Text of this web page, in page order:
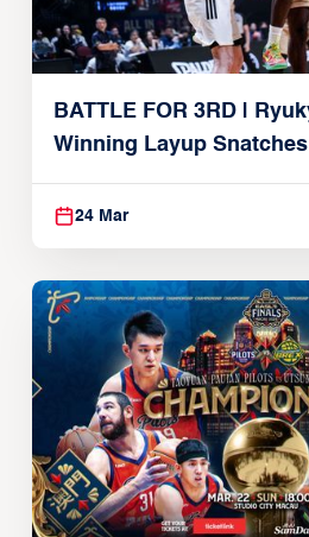
BATTLE FOR 3RD |
Winning Layup
Alvark
24 Mar